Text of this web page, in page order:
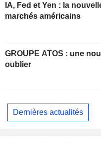
IA, Fed et Yen : la
marchés américains
GROUPE ATOS : une nouvelle année à
oublier
Dernières actualités